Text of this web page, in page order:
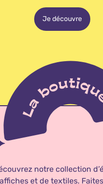
Je découvre
notre collection
et de textiles.